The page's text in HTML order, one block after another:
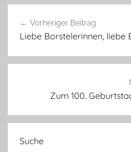
Vorheriger Beitrag
Liebe Borstelerinnen, liebe
Zum 100.
Suche